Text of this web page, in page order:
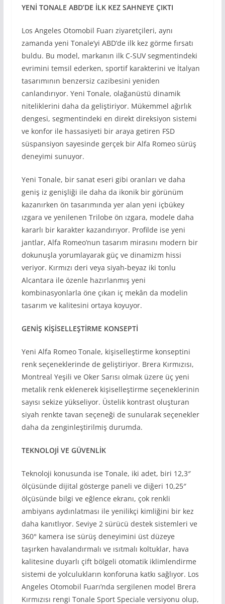
YENİ TONALE ABD’DE İLK KEZ SAHNEYE ÇIKTI
Los Angeles Otomobil Fuarı ziyaretçileri, aynı
zamanda yeni Tonale’yi ABD’de ilk kez görme fırsatı
buldu. Bu model, markanın ilk C-SUV segmentindeki
evrimini temsil ederken, sportif karakterini ve İtalyan
tasarımının benzersiz cazibesini yeniden
canlandırıyor. Yeni Tonale, olağanüstü dinamik
niteliklerini daha da geliştiriyor. Mükemmel ağırlık
dengesi, segmentindeki en direkt direksiyon sistemi
ve konfor ile hassasiyeti bir araya getiren FSD
süspansiyon sayesinde gerçek bir Alfa Romeo sürüş
deneyimi sunuyor.
Yeni Tonale, bir sanat eseri gibi oranları ve daha
geniş iz genişliği ile daha da ikonik bir görünüm
kazanırken ön tasarımında yer alan yeni içbükey
ızgara ve yenilenen Trilobe ön ızgara, modele daha
kararlı bir karakter kazandırıyor. Profilde ise yeni
jantlar, Alfa Romeo’nun tasarım mirasını modern bir
dokunuşla yorumlayarak güç ve dinamizm hissi
veriyor. Kırmızı deri veya siyah-beyaz iki tonlu
Alcantara ile özenle hazırlanmış yeni
kombinasyonlarla öne çıkan iç mekân da modelin
tasarım ve kalitesini ortaya koyuyor.
GENİŞ KİŞİSELLEŞTİRME KONSEPTİ
Yeni Alfa Romeo Tonale, kişiselleştirme konseptini
renk seçeneklerinde de geliştiriyor. Brera Kırmızısı,
Montreal Yeşili ve Oker Sarısı olmak üzere üç yeni
metalik renk eklenerek kişiselleştirme seçeneklerinin
sayısı sekize yükseliyor. Üstelik kontrast oluşturan
siyah renkte tavan seçeneği de sunularak seçenekler
daha da zenginleştirilmiş durumda.
TEKNOLOJİ VE GÜVENLİK
Teknoloji konusunda ise Tonale, iki adet, biri 12,3″
ölçüsünde dijital gösterge paneli ve diğeri 10,25″
ölçüsünde bilgi ve eğlence ekranı, çok renkli
ambiyans aydınlatması ile yenilikçi kimliğini bir kez
daha kanıtlıyor. Seviye 2 sürücü destek sistemleri ve
360° kamera ise sürüş deneyimini üst düzeye
taşırken havalandırmalı ve ısıtmalı koltuklar, hava
kalitesine duyarlı çift bölgeli otomatik iklimlendirme
sistemi de yolculukların konforuna katkı sağlıyor. Los
Angeles Otomobil Fuarı’nda sergilenen model Brera
Kırmızısı rengi Tonale Sport Speciale versiyonu olup,